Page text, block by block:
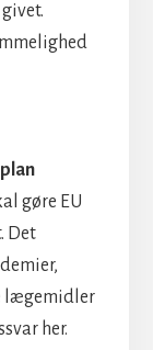
gøre EU
Det
lægemidler
her.